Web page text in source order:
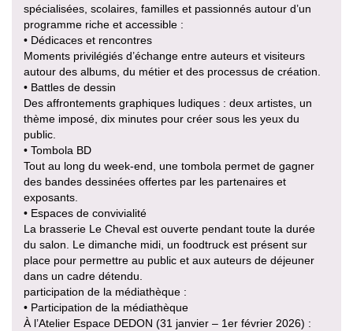
spécialisées, scolaires, familles et passionnés autour d’un
programme riche et accessible :
• Dédicaces et rencontres
Moments privilégiés d’échange entre auteurs et visiteurs
autour des albums, du métier et des processus de création.
• Battles de dessin
Des affrontements graphiques ludiques : deux artistes, un
thème imposé, dix minutes pour créer sous les yeux du
public.
• Tombola BD
Tout au long du week-end, une tombola permet de gagner
des bandes dessinées offertes par les partenaires et
exposants.
• Espaces de convivialité
La brasserie Le Cheval est ouverte pendant toute la durée
du salon. Le dimanche midi, un foodtruck est présent sur
place pour permettre au public et aux auteurs de déjeuner
dans un cadre détendu.
participation de la médiathèque :
• Participation de la médiathèque
À l’Atelier Espace DEDON (31 janvier – 1er février 2026) :